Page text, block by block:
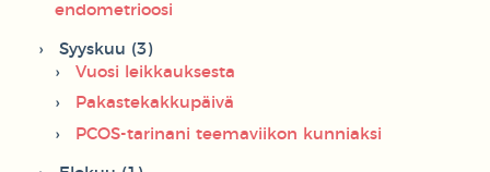
endometrioosi
Syyskuu (3)
Vuosi leikkauksesta
Pakastekakkupäivä
PCOS-tarinani teemaviikon kunniaksi